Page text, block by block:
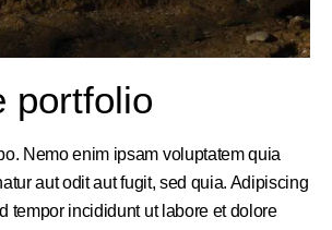
portfolio
Nemo enim ipsam voluptatem quia
aut odit aut fugit, sed quia. Adipiscing
tempor incididunt ut labore et dolore